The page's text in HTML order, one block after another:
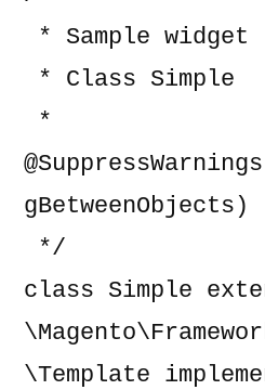
gBetweenObjects)
class Simple
\Template